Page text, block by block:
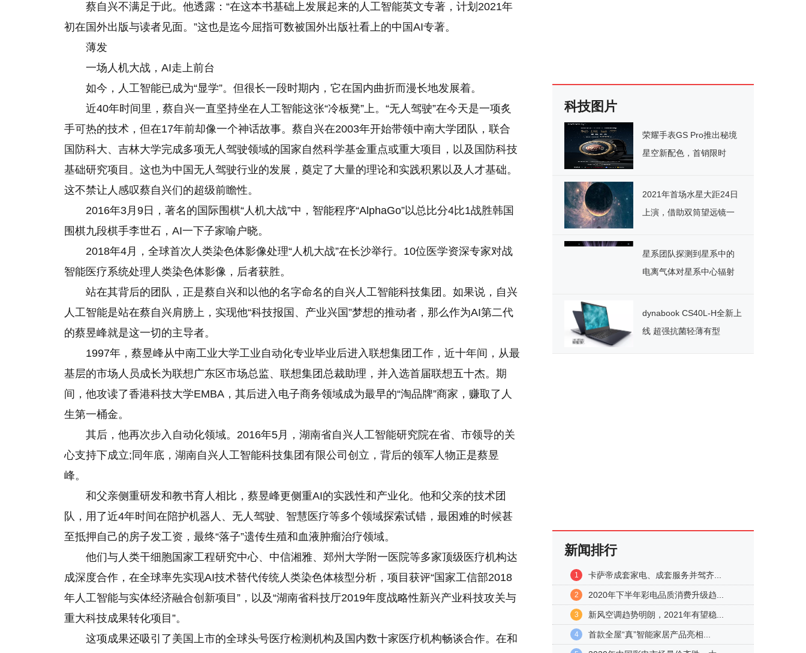
蔡自兴不满足于此。他透露：“在这本书基础上发展起来的人工智能英文专著，计划2021年
初在国外出版与读者见面。”这也是迄今屈指可数被国外出版社看上的中国AI专著。
薄发
一场人机大战，AI走上前台
如今，人工智能已成为“显学”。但很长一段时期内，它在国内曲折而漫长地发展着。
近40年时间里，蔡自兴一直坚持坐在人工智能这张“冷板凳”上。“无人驾驶”在今天是一项炙
手可热的技术，但在17年前却像一个神话故事。蔡自兴在2003年开始带领中南大学团队，联合
国防科大、吉林大学完成多项无人驾驶领域的国家自然科学基金重点或重大项目，以及国防科技
基础研究项目。这也为中国无人驾驶行业的发展，奠定了大量的理论和实践积累以及人才基础。
这不禁让人感叹蔡自兴们的超级前瞻性。
2016年3月9日，著名的国际围棋“人机大战”中，智能程序“AlphaGo”以总比分4比1战胜韩国
围棋九段棋手李世石，AI一下子家喻户晓。
2018年4月，全球首次人类染色体影像处理“人机大战”在长沙举行。10位医学资深专家对战
智能医疗系统处理人类染色体影像，后者获胜。
站在其背后的团队，正是蔡自兴和以他的名字命名的自兴人工智能科技集团。如果说，自兴
人工智能是站在蔡自兴肩膀上，实现他“科技报国、产业兴国”梦想的推动者，那么作为AI第二代
的蔡昱峰就是这一切的主导者。
1997年，蔡昱峰从中南工业大学工业自动化专业毕业后进入联想集团工作，近十年间，从最
基层的市场人员成长为联想广东区市场总监、联想集团总裁助理，并入选首届联想五十杰。期
间，他攻读了香港科技大学EMBA，其后进入电子商务领域成为最早的“淘品牌”商家，赚取了人
生第一桶金。
其后，他再次步入自动化领域。2016年5月，湖南省自兴人工智能研究院在省、市领导的关
心支持下成立;同年底，湖南自兴人工智能科技集团有限公司创立，背后的领军人物正是蔡昱
峰。
和父亲侧重研发和教书育人相比，蔡昱峰更侧重AI的实践性和产业化。他和父亲的技术团
队，用了近4年时间在陪护机器人、无人驾驶、智慧医疗等多个领域探索试错，最困难的时候甚
至抵押自己的房子发工资，最终“落子”遗传生殖和血液肿瘤治疗领域。
他们与人类干细胞国家工程研究中心、中信湘雅、郑州大学附一医院等多家顶级医疗机构达
成深度合作，在全球率先实现AI技术替代传统人类染色体核型分析，项目获评“国家工信部2018
年人工智能与实体经济融合创新项目”，以及“湖南省科技厅2019年度战略性新兴产业科技攻关与
重大科技成果转化项目”。
这项成果还吸引了美国上市的全球头号医疗检测机构及国内数十家医疗机构畅谈合作。在和
科技图片
荣耀手表GS Pro推出秘境
星空新配色，首销限时
2021年首场水星大距24日
上演，借助双筒望远镜一
星系团队探测到星系中的
电离气体对星系中心辐射
dynabook CS40L-H全新上
线 超强抗菌轻薄有型
新闻排行
1 卡萨帝成套家电、成套服务并驾齐...
2 2020年下半年彩电品质消费升级趋...
3 新风空调趋势明朗，2021年有望稳...
4 首款全屋“真”智能家居产品亮相...